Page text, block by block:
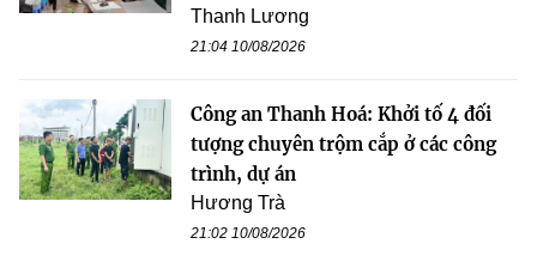
Thanh Lương
21:04 10/08/2026
Công an Thanh Hoá: Khởi tố 4 đối
tượng chuyên trộm cắp ở các công
trình, dự án
Hương Trà
21:02 10/08/2026